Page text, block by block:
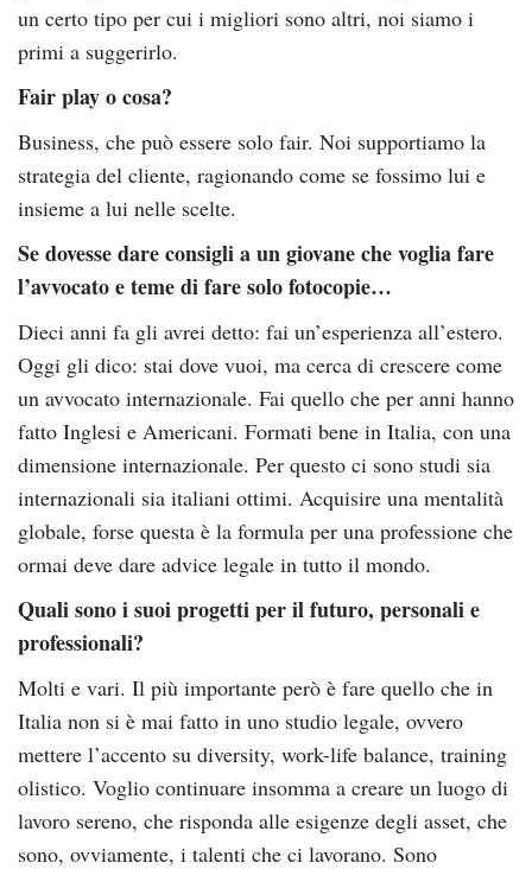
un certo tipo per cui i migliori sono altri, noi siamo i
primi a suggerirlo.
Fair play o cosa?
Business, che può essere solo fair. Noi supportiamo la
strategia del cliente, ragionando come se fossimo lui e
insieme a lui nelle scelte.
Se dovesse dare consigli a un giovane che voglia fare
l’avvocato e teme di fare solo fotocopie…
Dieci anni fa gli avrei detto: fai un’esperienza all’estero.
Oggi gli dico: stai dove vuoi, ma cerca di crescere come
un avvocato internazionale. Fai quello che per anni hanno
fatto Inglesi e Americani. Formati bene in Italia, con una
dimensione internazionale. Per questo ci sono studi sia
internazionali sia italiani ottimi. Acquisire una mentalità
globale, forse questa è la formula per una professione che
ormai deve dare advice legale in tutto il mondo.
Quali sono i suoi progetti per il futuro, personali e
professionali?
Molti e vari. Il più importante però è fare quello che in
Italia non si è mai fatto in uno studio legale, ovvero
mettere l’accento su diversity, work-life balance, training
olistico. Voglio continuare insomma a creare un luogo di
lavoro sereno, che risponda alle esigenze degli asset, che
sono, ovviamente, i talenti che ci lavorano. Sono